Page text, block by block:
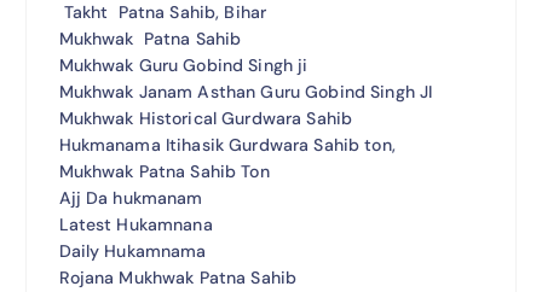
Takht Patna Sahib, Bihar
Mukhwak Patna Sahib
Mukhwak Guru Gobind Singh ji
Mukhwak Janam Asthan Guru Gobind Singh JI
Mukhwak Historical Gurdwara Sahib
Hukmanama Itihasik Gurdwara Sahib ton,
Mukhwak Patna Sahib Ton
Ajj Da hukmanam
Latest Hukamnana
Daily Hukamnama
Rojana Mukhwak Patna Sahib